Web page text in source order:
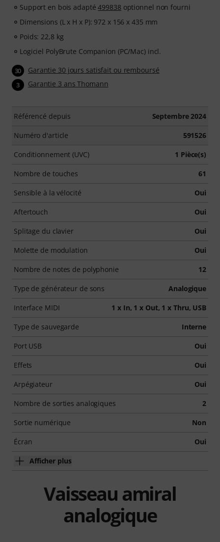
Support en bois adapté499838 optionnel non fourni
Dimensions (L x H x P): 972 x 156 x 435 mm
Poids: 22,8 kg
Logiciel PolyBrute Companion (PC/Mac) incl.
30 Garantie 30 jours satisfait ou remboursé
3 Garantie 3 ans Thomann
Référencé depuis Septembre 2024
Numéro d'article 591526
Conditionnement (UVC) 1 Pièce(s)
Nombre de touches 61
Sensible à la vélocité Oui
Aftertouch Oui
Splitage du clavier Oui
Molette de modulation Oui
Nombre de notes de polyphonie 12
Type de générateur de sons Analogique
Interface MIDI 1 x In, 1 x Out, 1 x Thru, USB
Type de sauvegarde Interne
Port USB Oui
Effets Oui
Arpégiateur Oui
Nombre de sorties analogiques 2
Sortie numérique Non
Écran Oui
Afficher plus
Vaisseau amiral
analogique